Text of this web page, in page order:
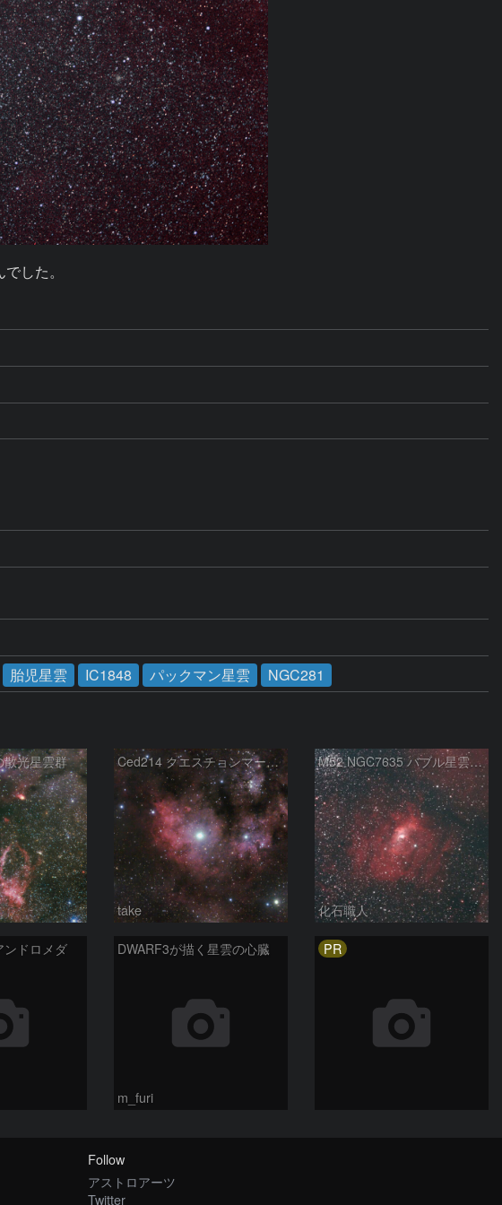
した。
胎児星雲 IC1848 パックマン星雲 NGC281
散光星雲群 Ced214 クエスチョンマーク星雲の“心臓部”
take
M52 NGC7635 バブル星雲 Sh2-159 カシオペア座
化石職人
ンドロメダ DWARF3が描く星雲の心臓
m_furi
PR
Follow
アストロアーツ
Twitter